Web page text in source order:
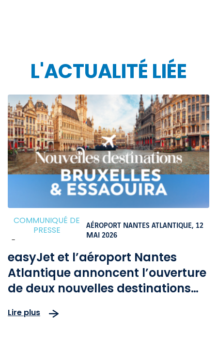
L'ACTUALITÉ LIÉE
COMMUNIQUÉ DE
PRESSE
-
AÉROPORT NANTES ATLANTIQUE, 12
MAI 2026
easyJet et l’aéroport Nantes
Atlantique annoncent l’ouverture
de deux nouvelles destinations
l’automne 2026
Lire plus